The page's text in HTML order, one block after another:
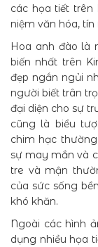
các họa tiết trên
niệm văn hóa,
Hoa anh đào là
biến nhất trên
đẹp ngắn ngủi
người biết trân
đại diện cho sự
cũng là biểu
chim hạc
sự may mắn và
tre và mận
của sức sống
khó khăn.
Ngoài các hình
dụng nhiều họa